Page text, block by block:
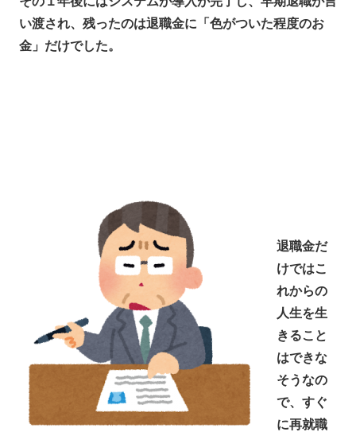
い渡され、残ったのは退職金に「色がついた程度のお
金」だけでした。
退職金だ
けではこ
れからの
人生を生
きること
はできな
そうなの
で、すぐ
に再就職